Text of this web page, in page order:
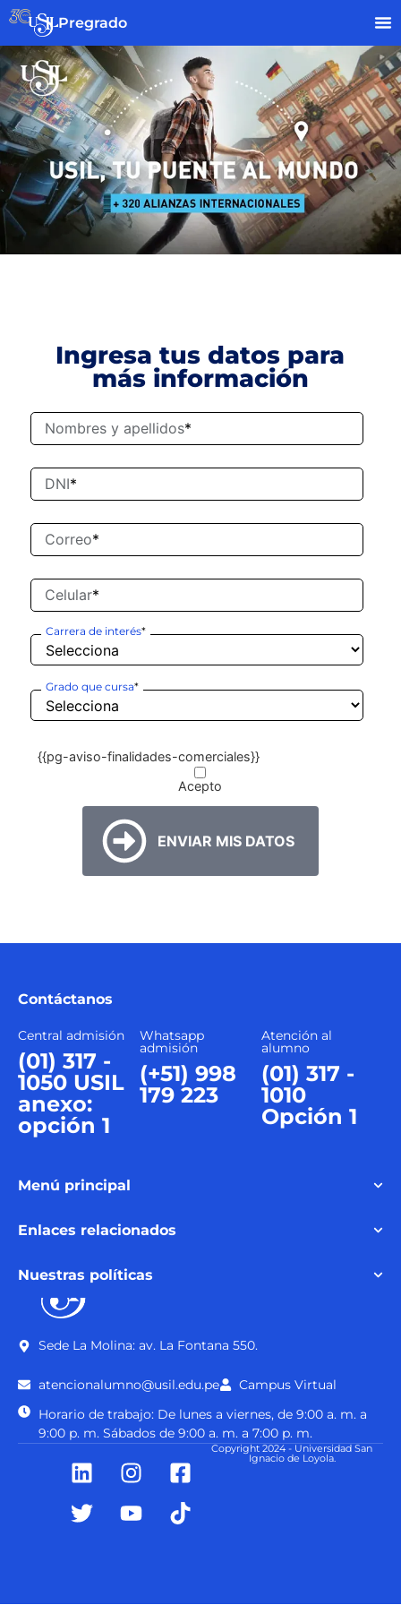
Pregrado
Ingresa tus datos para
más información
Nombres y apellidos*
DNI*
Correo*
Celular*
Carrera de interés*
Grado que cursa*
{{pg-aviso-finalidades-comerciales}}
Acepto
Contáctanos
Central admisión
(01) 317 -
1050 USIL
anexo:
opción 1
Whatsapp
admisión
(+51) 998
179 223
Atención al
alumno
(01) 317 -
1010
Opción 1
Menú principal
Enlaces relacionados
Nuestras políticas
Sede La Molina: av. La Fontana 550.
atencionalumno@usil.edu.pe
Campus Virtual
Horario de trabajo: De lunes a viernes, de 9:00 a. m. a
9:00 p. m. Sábados de 9:00 a. m. a 7:00 p. m.
Copyright 2024 - Universidad San
Ignacio de Loyola.